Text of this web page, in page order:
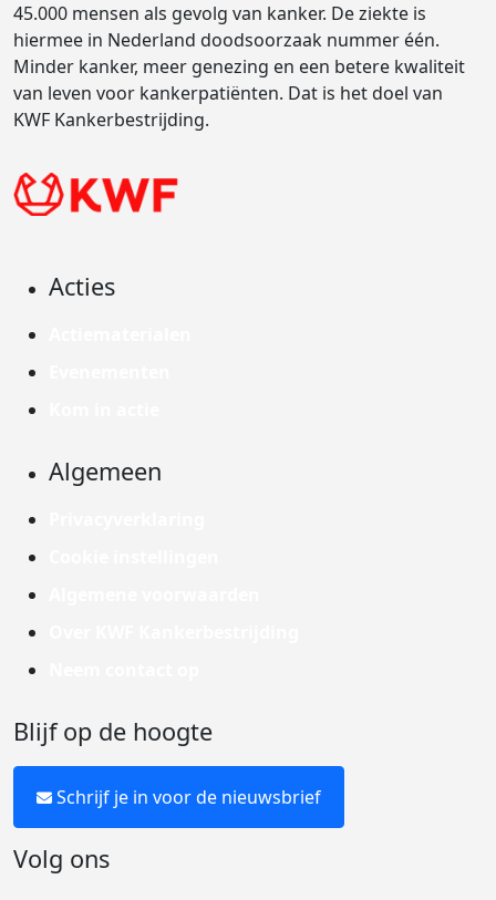
45.000 mensen als gevolg van kanker. De ziekte is
hiermee in Nederland doodsoorzaak nummer één.
Minder kanker, meer genezing en een betere kwaliteit
van leven voor kankerpatiënten. Dat is het doel van
KWF Kankerbestrijding.
Acties
Algemeen
Blijf op de hoogte
Schrijf je in voor de nieuwsbrief
Volg ons